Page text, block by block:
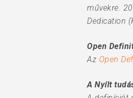
művekre.
Dedication
Open
Az Open
A Nyílt